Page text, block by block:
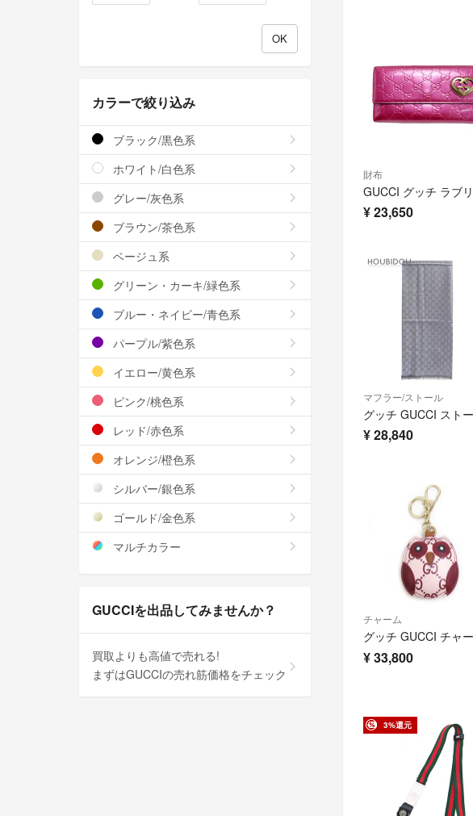
財布
¥23,650
マフラー/ストール
¥28,840
チャーム
¥33,800
3%還元
カラーで絞り込み
ブラック/黒色系
ホワイト/白色系
グレー/灰色系
ブラウン/茶色系
ベージュ系
グリーン・カーキ/緑色系
ブルー・ネイビー/青色系
パープル/紫色系
イエロー/黄色系
ピンク/桃色系
レッド/赤色系
オレンジ/橙色系
シルバー/銀色系
ゴールド/金色系
マルチカラー
GUCCIを出品してみませんか？
買取よりも高値で売れる!
まずはGUCCIの売れ筋価格をチェック